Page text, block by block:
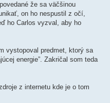
že sa väčšinou
on ho nespustil z očí,
ho Carlos vyzval, aby ho
vystopoval predmet, ktorý sa
energie”. Zakričal som teda
z internetu kde je o tom